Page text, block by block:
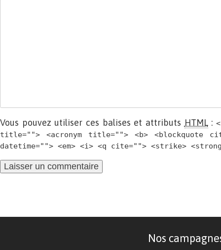
Vous pouvez utiliser ces balises et attributs HTML:
title=""> <acronym title=""> <b> <blockquote
datetime=""> <em> <i> <q cite=""> <strike>
Nos